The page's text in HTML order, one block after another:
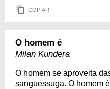
COPIAR
O homem é
Milan Kundera
O homem se aproveita
sanguessuga. O homem